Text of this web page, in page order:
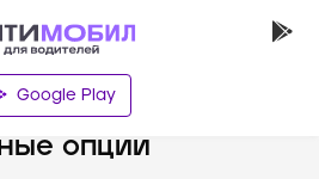
Google Play
опции